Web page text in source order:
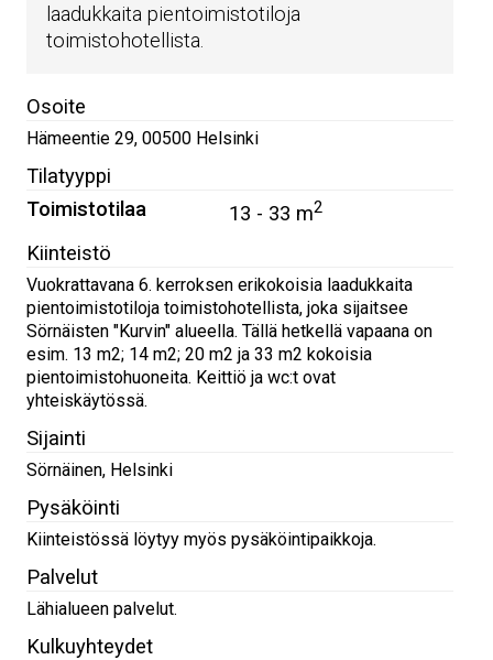
laadukkaita pientoimistotiloja
toimistohotellista.
Osoite
Hämeentie 29, 00500 Helsinki
Tilatyyppi
Toimistotilaa
13 - 33 m2
Kiinteistö
Vuokrattavana 6. kerroksen erikokoisia laadukkaita
pientoimistotiloja toimistohotellista, joka sijaitsee
Sörnäisten "Kurvin" alueella. Tällä hetkellä vapaana on
esim. 13 m2; 14 m2; 20 m2 ja 33 m2 kokoisia
pientoimistohuoneita. Keittiö ja wc:t ovat
yhteiskäytössä.
Sijainti
Sörnäinen, Helsinki
Pysäköinti
Kiinteistössä löytyy myös pysäköintipaikkoja.
Palvelut
Lähialueen palvelut.
Kulkuyhteydet